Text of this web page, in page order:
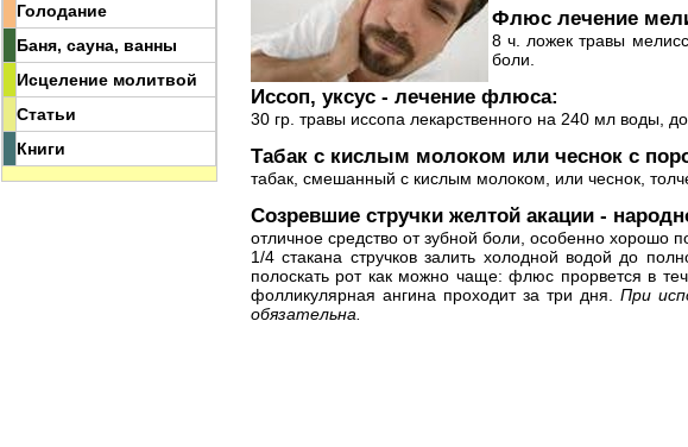
Голодание
Баня, сауна, ванны
Исцеление молитвой
Статьи
Книги
Флюс лечение
8 ч. ложек травы
боли.
Иссоп, уксус - лечение флюса:
30 гр. травы иссопа лекарственного на 240 мл воды,
Табак с кислым молоком или чеснок с
табак, смешанный с кислым молоком, или чеснок,
Созревшие стручки желтой акации -
отличное средство от зубной боли, особенно хорошо
1/4 стакана стручков залить холодной водой до
полоскать рот как можно чаще: флюс прорвется в
фолликулярная ангина проходит за три дня. При
обязательна.